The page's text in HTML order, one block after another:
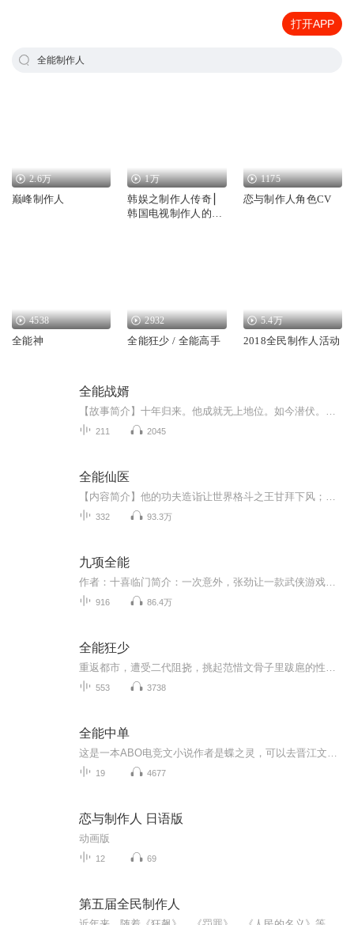
打开APP
全能制作人
2.6万
巅峰制作人
1万
韩娱之制作人传奇 ▏
韩国电视制作人的成
1175
恋与制作人角色CV
4538
全能神
2932
全能狂少 / 全能高手
5.4万
2018全民制作人活动
全能战婿
211 2045
全能仙医
332 93.3万
九项全能
916 86.4万
全能狂少
553 3738
全能中单
19 4677
恋与制作人 日语版
动画版
12 69
第五届全民制作人